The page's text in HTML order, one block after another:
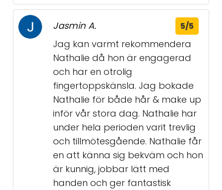
Jasmin A. 5/5
Jag kan varmt rekommendera
Nathalie då hon är engagerad
och har en otrolig
fingertoppskänsla. Jag bokade
Nathalie för både hår & make up
inför vår stora dag. Nathalie har
under hela perioden varit trevlig
och tillmötesgående. Nathalie får
en att känna sig bekväm och hon
är kunnig, jobbar lätt med
handen och ger fantastisk